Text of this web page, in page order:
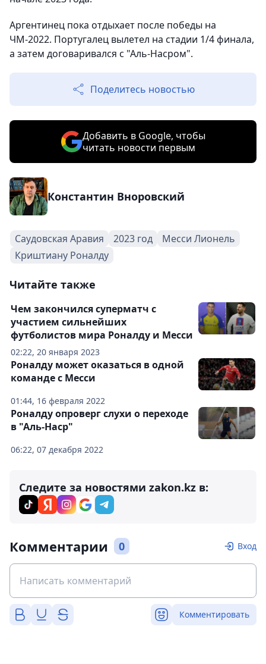
Аргентинец пока отдыхает после победы на
ЧМ-2022. Португалец вылетел на стадии 1/4 финала,
а затем договаривался с "Аль-Насром".
Поделитесь новостью
Добавить в Google, чтобы
читать новости первым
Константин Вноровский
Саудовская Аравия 2023 год
Месси Лионель
Криштиану Роналду
Читайте также
02:22, 20 января 2023
Чем закончился суперматч с
участием сильнейших
футболистов мира Роналду и Месси
01:44, 16 февраля 2022
Роналду может оказаться в одной
команде с Месси
06:22, 07 декабря 2022
Роналду опроверг слухи о переходе
в "Аль-Наср"
Следите за новостями zakon.kz в:
Комментарии 0 Вход
Комментировать